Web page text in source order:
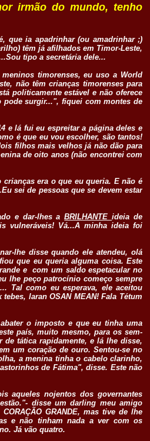
irmão do mundo, tenho
que ia apadrinhar (ou amadrinhar ;)
têm já afilhados em Timor-Leste,
tipo a secretária dele...
timorenses, eu uso a World
não têm crianças timorenses para
politicamente estável e não oferece
pode surgir...", fiquei com montes de
e lá fui eu espreitar a página deles e
é que eu vou escolher, são tantos!
filhos mais velhos já não dão para
de oito anos (não encontrei com
era o que eu queria. E não é
sei de pessoas que se devem estar
e dar-lhes aBRILHANTEideia de
vulneráveis! Vá...A minha ideia foi
lhe disse quando ele atendeu, olá
que eu queria alguma coisa. Este
e com um saldo espetacular no
lhe peço patrocínio começo sempre
Tal como eu esperava, ele aceitou
laran OSAN MEAN! Fala Tétum
o imposto e que eu tinha uma
país, muito mesmo, para os sem-
tática rapidamente, e lá lhe disse,
um coração de ouro. Sentou-se no
a menina tinha o cabelo clarinho,
de Fátima", disse. Este não
aqueles nojentos dos governantes
disse um darling meu amigo
GRANDE, mas tive de lhe
e não tinham nada a ver com os
Já vão quatro.